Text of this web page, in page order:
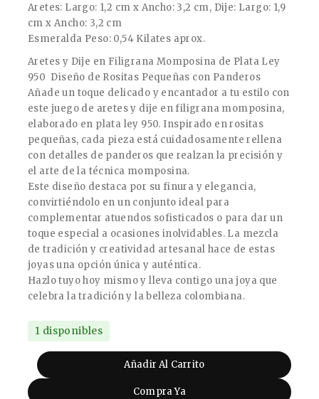
Aretes: Largo: 1,2 cm x Ancho: 3,2 cm, Dije: Largo: 1,9
cm x Ancho: 3,2 cm
Esmeralda Peso: 0,54 Kilates aprox.
Aretes y Dije en Filigrana Momposina de Plata Ley
950  Diseño de Rositas Pequeñas con Panderos
Añade un toque delicado y encantador a tu estilo con
este juego de aretes y dije en filigrana momposina,
elaborado en plata ley 950. Inspirado en rositas
pequeñas, cada pieza está cuidadosamente rellena
con detalles de panderos que realzan la precisión y
el arte de la técnica momposina.
Este diseño destaca por su finura y elegancia,
convirtiéndolo en un conjunto ideal para
complementar atuendos sofisticados o para dar un
toque especial a ocasiones inolvidables. La mezcla
de tradición y creatividad artesanal hace de estas
joyas una opción única y auténtica.
Hazlo tuyo hoy mismo y lleva contigo una joya que
celebra la tradición y la belleza colombiana.
1 disponibles
Añadir Al Carrito
Compra Ya